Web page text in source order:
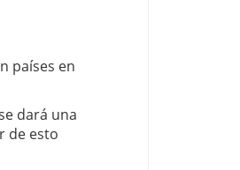
países en
dará una
de esto